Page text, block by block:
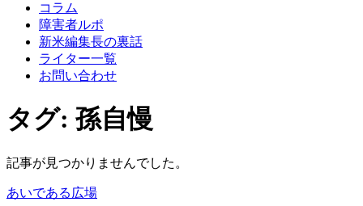
コラム
障害者ルポ
新米編集長の裏話
ライター一覧
お問い合わせ
タグ: 孫自慢
記事が見つかりませんでした。
あいである広場